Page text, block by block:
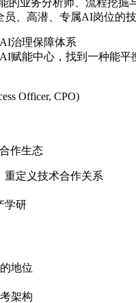
的业务分析师、流程挖掘
、高潜、专属AI岗位的
AI治理保障体系
AI赋能中心，找到一种
Officer, CPO)
合作生态
重定义技术合作关系
学研
地位
架构